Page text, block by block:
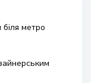
метро